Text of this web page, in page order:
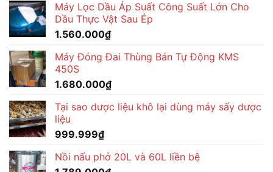
Máy Lọc Dầu Áp Suất Công Suất Lớn Cho
Dầu Thực Vật Sau Ép
1.560.000₫
Máy Đóng Đai Thùng Bán Tự Động KMS
450S
1.680.000₫
Tại sao dược liệu khô lại dùng máy sấy dược
liệu
999.999₫
Nồi nấu phở 20L và 60L liền bệ